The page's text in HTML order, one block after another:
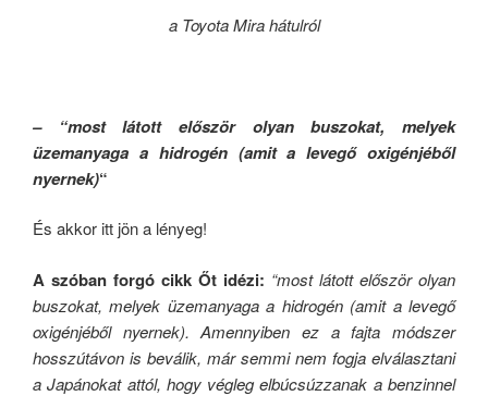
a Toyota Mira hátulról
– “most látott először olyan buszokat, melyek
üzemanyaga a hidrogén (amit a levegő oxigénjéből
nyernek)“
És akkor itt jön a lényeg!
A szóban forgó cikk Őt idézi: “most látott először olyan
buszokat, melyek üzemanyaga a hidrogén (amit a levegő
oxigénjéből nyernek). Amennyiben ez a fajta módszer
hosszútávon is beválik, már semmi nem fogja elválasztani
a Japánokat attól, hogy végleg elbúcsúzzanak a benzinnel